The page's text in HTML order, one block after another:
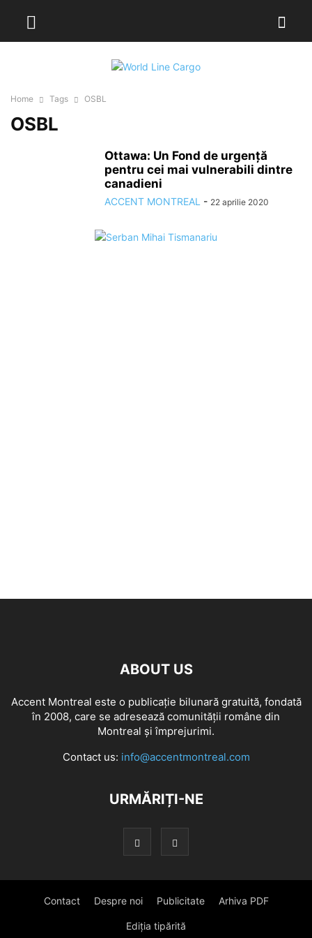
Home Tags OSBL
OSBL
Ottawa: Un Fond de urgență
pentru cei mai vulnerabili dintre
canadieni
ACCENT MONTREAL - 22 aprilie 2020
ABOUT US
Accent Montreal este o publicație bilunară gratuită, fondată
în 2008, care se adresează comunităţii române din
Montreal şi împrejurimi.
Contact us: info@accentmontreal.com
URMĂRIȚI-NE
Contact Despre noi Publicitate Arhiva PDF
Ediția tipărită